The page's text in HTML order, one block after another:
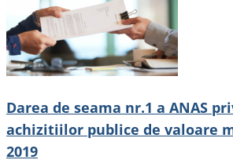
Darea de seama nr.1 a ANAS
achizitiilor publice de valoare
2019